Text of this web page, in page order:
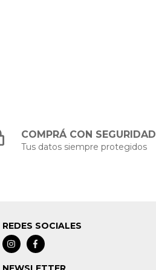
COMPRÁ CON SEGURIDAD
Tus datos siempre protegidos
REDES SOCIALES